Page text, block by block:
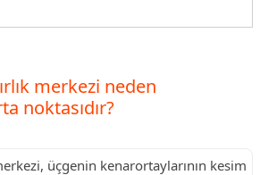
merkezi neden
noktasıdır?
üçgenin kenarortaylarının kesim